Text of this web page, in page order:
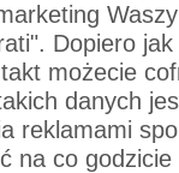
Dopiero
możecie
danych
reklamami
na co godzicie